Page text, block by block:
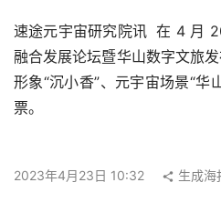
速途元宇宙研究院讯  在 4 月
融合发展论坛暨华山数字文旅
形象“沉小香”、元宇宙场景“华
票。
2023年4月23日 10:32 生成海